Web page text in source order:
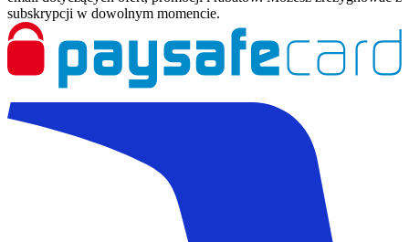
subskrypcji w dowolnym momencie.